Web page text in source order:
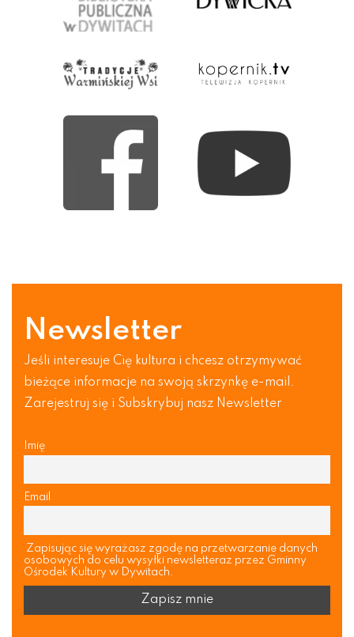
Newsletter
Jeśli interesuje Cię kultura i chcesz otrzymywać
bieżące informacje na swoją skrzynkę e-mail.
Zarejestruj się i Subskrybuj nasz Newsletter
Imię
Email
Zapisując się wyrażasz zgodę na przetwarzanie danych
osobowych do celu wysyłki newsletteraz przez Gminny
Ośrodek Kultury w Dywitach.